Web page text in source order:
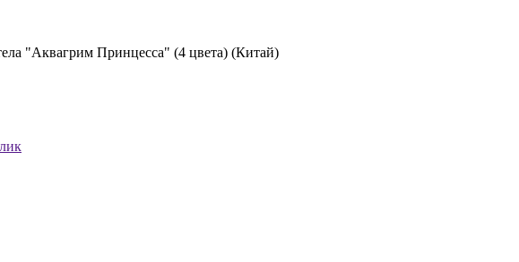
"Аквагрим Принцесса" (4 цвета) (Китай)